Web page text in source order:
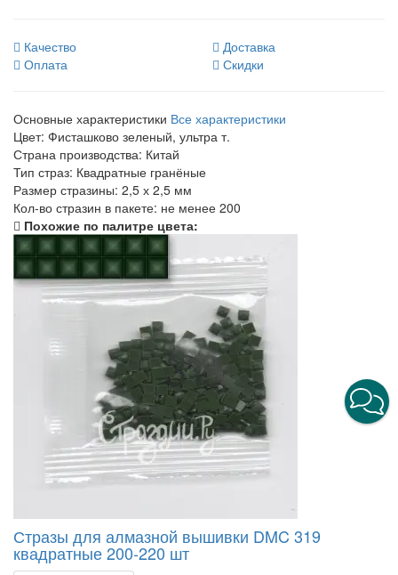
Качество
Доставка
Оплата
Скидки
Основные характеристики Все характеристики
Цвет: Фисташково зеленый, ультра т.
Страна производства: Китай
Тип страз: Квадратные гранёные
Размер стразины: 2,5 х 2,5 мм
Кол-во стразин в пакете: не менее 200
Похожие по палитре цвета:
Стразы для алмазной вышивки DMC 319
квадратные 200-220 шт